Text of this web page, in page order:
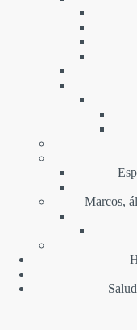
Marcos,